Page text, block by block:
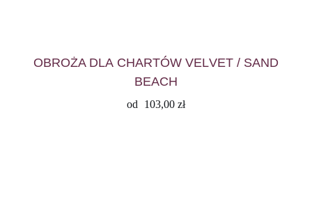
OBROŻA DLA CHARTÓW VELVET / SAND
BEACH
od 103,00 zł